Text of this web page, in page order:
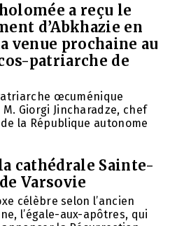
a reçu le
d’Abkhazie en
venue prochaine au
patriarche de
œcuménique
Giorgi Jincharadze, chef
la République autonome
cathédrale Sainte-
Varsovie
célèbre selon l’ancien
l’égale-aux-apôtres, qui